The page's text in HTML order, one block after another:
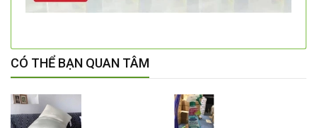
CÓ THỂ BẠN QUAN TÂM